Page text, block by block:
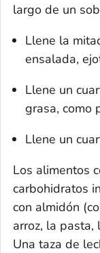
largo de un
Llene la
ensalada,
Llene un
grasa, como
Llene un
Los alimentos
carbohidratos
con almidón
arroz, la
Una taza de